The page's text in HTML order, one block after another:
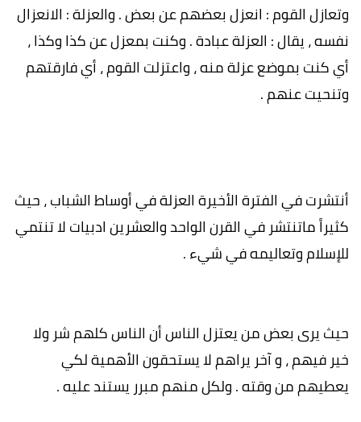
وتعازل القوم : انعزل بعضهم عن بعض . والعزلة : الانعزال
نفسه ، يقال : العزلة عبادة . وكنت بمعزل عن كذا وكذا ،
أي كنت بموضع عزلة منه ، واعتزلت القوم ، أي فارقتهم
وتنحيت عنهم .
أنتشرت في الفترة الأخيرة العزلة في أوساط الشباب ، حيث
كثيراً ماتنتشر في القرن الواحد والعشرين ادبيات لا تنتمي
للإسلام وتعاليمه في شيء .
حيث يرى بعض من يعتزل الناس أن الناس كلهم شر ولا
خير فيهم ، و آخر يراهم لا يستحقون الأهمية لكي
يعطيهم من وقته . ولكل منهم مبرر يستند عليه .